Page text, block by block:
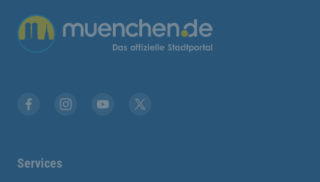
Übergreifende Links
Services